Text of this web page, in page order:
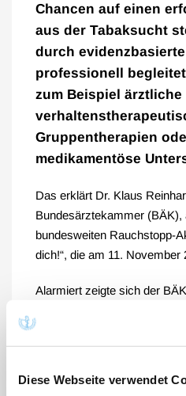
Diese Webseite verwendet
Chancen auf einen
aus der Tabaksucht
durch
professionell
zum Beispiel
Gruppentherapien
medikamentöse
Das erklärt Dr. Klaus
Bundesärztekammer (BÄK),
bundesweiten Rauchstopp-
dich!“, die am 11. November
Alarmiert zeigte sich der